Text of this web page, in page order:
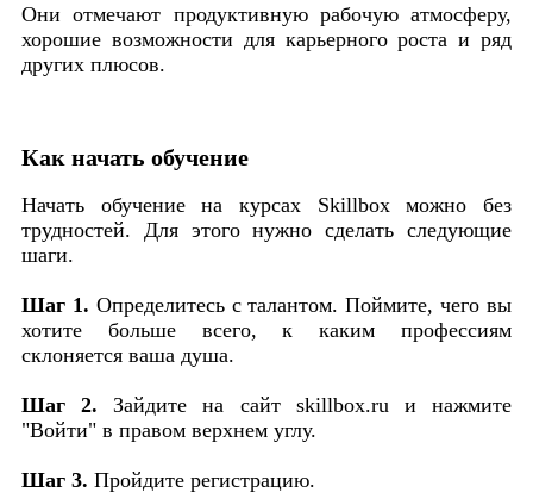
Они отмечают продуктивную рабочую атмосферу,
хорошие возможности для карьерного роста и ряд
других плюсов.
Как начать обучение
Начать обучение на курсах Skillbox можно без
трудностей. Для этого нужно сделать следующие
шаги.
Шаг 1. Определитесь с талантом. Поймите, чего вы
хотите больше всего, к каким профессиям
склоняется ваша душа.
Шаг 2. Зайдите на сайт skillbox.ru и нажмите
"Войти" в правом верхнем углу.
Шаг 3. Пройдите регистрацию.